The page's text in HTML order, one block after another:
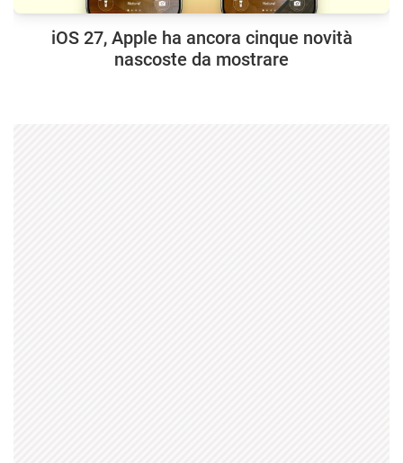
iOS 27, Apple ha ancora cinque novità
nascoste da mostrare